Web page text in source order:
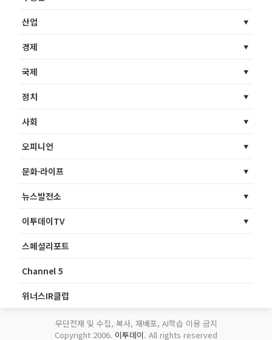
산업
경제
국제
정치
사회
오피니언
문화·라이프
뉴스발전소
이투데이TV
스페셜리포트
Channel 5
위너스IR클럽
무단전재 및 수집, 복사, 재배포, AI학습 이용 금지
Copyright 2006. 이투데이. All rights reserved